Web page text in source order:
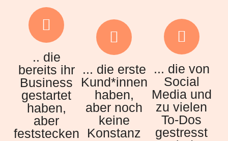
.. die
bereits ihr
Business
gestartet
haben,
aber
feststecken
... die erste
Kund*innen
haben,
aber noch
keine
Konstanz
... die von
Social
Media und
zu vielen
To-Dos
gestresst